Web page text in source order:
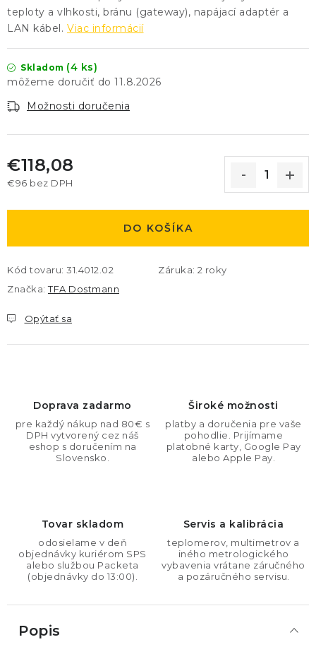
teploty a vlhkosti, bránu (gateway), napájací adaptér a
LAN kábel. Viac informácií
Skladom (4 ks)
11.8.2026
Možnosti doručenia
€118,08
€96 bez DPH
DO KOŠÍKA
Kód tovaru: 31.4012.02 Záruka: 2 roky
Značka:TFA Dostmann
Opýtať sa
Doprava zadarmo
pre každý nákup nad 80€ s
DPH vytvorený cez náš
eshop s doručením na
Slovensko.
Široké možnosti
platby a doručenia pre vaše
pohodlie. Prijímame
platobné karty, Google Pay
alebo Apple Pay.
Tovar skladom
odosielame v deň
objednávky kuriérom SPS
alebo službou Packeta
(objednávky do 13:00).
Servis a kalibrácia
teplomerov, multimetrov a
iného metrologického
vybavenia vrátane záručného
a pozáručného servisu.
Popis